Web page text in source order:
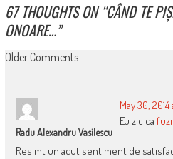
67 THOUGHTS ON “CÂND TE
ONOARE…”
COMMENT
Older Comments
Radu Alexandru Vasilescu
May 30, 2014
Eu zic ca
Resimt un acut sentiment de